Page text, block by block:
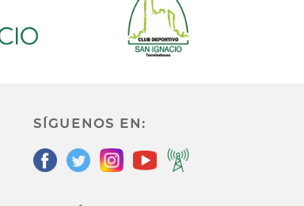
SÍGUENOS EN: